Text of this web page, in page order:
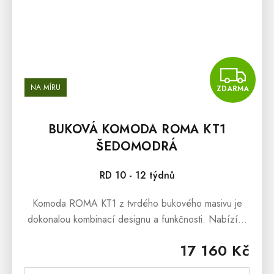
NA MÍRU ZDARMA
BUKOVÁ KOMODA ROMA KT1
ŠEDOMODRÁ
RD 10 - 12 týdnů
17 160 Kč
Komoda ROMA KT1 z tvrdého bukového masivu je
dokonalou kombinací designu a funkčnosti. Nabízí 3
šedomodrém odstínu se hodí do...